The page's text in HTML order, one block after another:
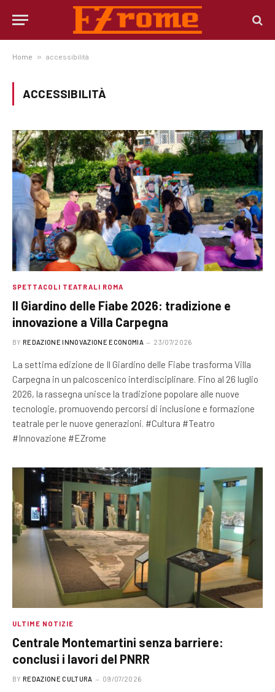
Home » accessibilità
ACCESSIBILITÀ
SPETTACOLI TEATRALI ROMA
Il Giardino delle Fiabe 2026: tradizione e
innovazione a Villa Carpegna
BY REDAZIONE INNOVAZIONE ECONOMIA 23/07/2026
La settima edizione de Il Giardino delle Fiabe trasforma Villa
Carpegna in un palcoscenico interdisciplinare. Fino al 26 luglio
2026, la rassegna unisce la tradizione popolare alle nuove
tecnologie, promuovendo percorsi di inclusione e formazione
teatrale per le nuove generazioni. #Cultura #Teatro
#Innovazione #EZrome
ULTIME NOTIZIE
Centrale Montemartini senza barriere:
conclusi i lavori del PNRR
BY REDAZIONE CULTURA 09/07/2026